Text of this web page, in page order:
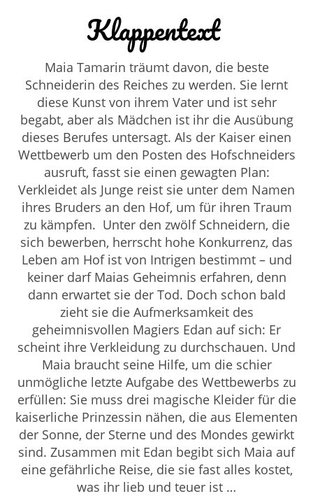
Klappentext
Maia Tamarin träumt davon, die beste
Schneiderin des Reiches zu werden. Sie lernt
diese Kunst von ihrem Vater und ist sehr
begabt, aber als Mädchen ist ihr die Ausübung
dieses Berufes untersagt. Als der Kaiser einen
Wettbewerb um den Posten des Hofschneiders
ausruft, fasst sie einen gewagten Plan:
Verkleidet als Junge reist sie unter dem Namen
ihres Bruders an den Hof, um für ihren Traum
zu kämpfen. Unter den zwölf Schneidern, die
sich bewerben, herrscht hohe Konkurrenz, das
Leben am Hof ist von Intrigen bestimmt – und
keiner darf Maias Geheimnis erfahren, denn
dann erwartet sie der Tod. Doch schon bald
zieht sie die Aufmerksamkeit des
geheimnisvollen Magiers Edan auf sich: Er
scheint ihre Verkleidung zu durchschauen. Und
Maia braucht seine Hilfe, um die schier
unmögliche letzte Aufgabe des Wettbewerbs zu
erfüllen: Sie muss drei magische Kleider für die
kaiserliche Prinzessin nähen, die aus Elementen
der Sonne, der Sterne und des Mondes gewirkt
sind. Zusammen mit Edan begibt sich Maia auf
eine gefährliche Reise, die sie fast alles kostet,
was ihr lieb und teuer ist …